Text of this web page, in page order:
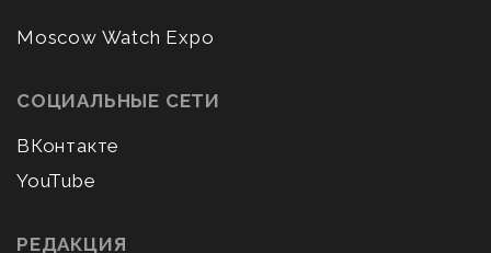
Moscow Watch Expo
СОЦИАЛЬНЫЕ СЕТИ
ВКонтакте
YouTube
РЕДАКЦИЯ